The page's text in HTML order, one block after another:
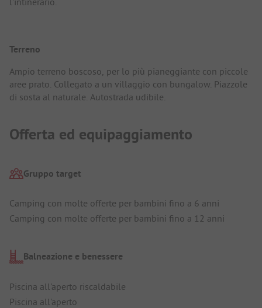
Terreno
Ampio terreno boscoso, per lo più pianeggiante con piccole
aree prato. Collegato a un villaggio con bungalow. Piazzole
di sosta al naturale. Autostrada udibile.
Offerta ed equipaggiamento
Gruppo target
Camping con molte offerte per bambini fino a 6 anni
Camping con molte offerte per bambini fino a 12 anni
Balneazione e benessere
Piscina all'aperto riscaldabile
Piscina all'aperto